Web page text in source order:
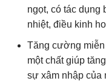
ngọt, có tác dụng
nhiệt, điều kinh
Tăng cường
một chất giúp
sự xâm nhập của